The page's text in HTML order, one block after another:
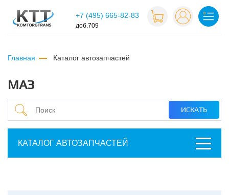
+7 (495) 665-82-83
доб.709
Главная каталог автозапчастей
МАЗ
КАТАЛОГ АВТОЗАПЧАСТЕЙ